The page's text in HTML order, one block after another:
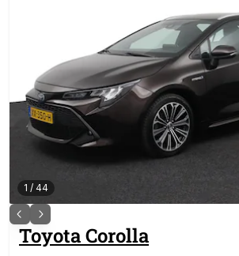
1 / 44
ToyotaCorolla